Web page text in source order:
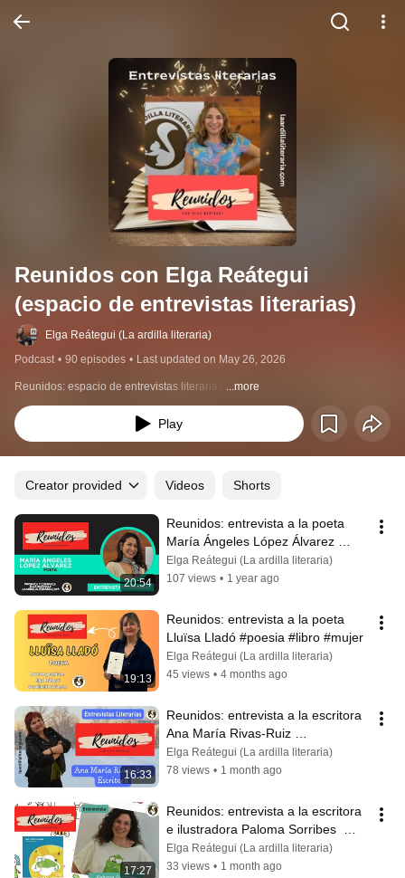
Reunidos con Elga Reátegui
(espacio de entrevistas literarias)
Elga Reátegui (La ardilla literaria)
Podcast • 90 episodes • Last updated on May 26, 2026
Reunidos: espacio de entrevistas literarias. ...more
Play
Creator provided Videos Shorts
20:54
Reunidos: entrevista a la poeta
María Ángeles López Álvarez
#poetasepoetisas
#poetalatinoamericana
Elga Reátegui (La ardilla literaria)
107 views • 1 year ago
19:13
Reunidos: entrevista a la poeta
Lluïsa Lladó #poesia #libro #mujer
Elga Reátegui (La ardilla literaria)
45 views • 4 months ago
16:33
Reunidos: entrevista a la escritora
Ana María Rivas-Ruiz
#libroderelatos #escritora #libros
#sentir
Elga Reátegui (La ardilla literaria)
78 views • 1 month ago
17:27
Reunidos: entrevista a la escritora
e ilustradora Paloma Sorribes
#cuentoinfantil #escritora #libro
Elga Reátegui (La ardilla literaria)
33 views • 1 month ago